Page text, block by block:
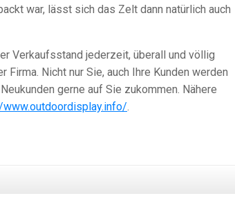
war, lässt sich das Zelt dann natürlich auch
Verkaufsstand jederzeit, überall und völlig
Nicht nur Sie, auch Ihre Kunden werden
gerne auf Sie zukommen. Nähere
www.outdoordisplay.info/.